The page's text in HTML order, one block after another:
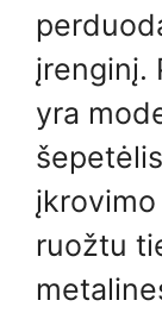
įrenginį.
yra
ruožtu